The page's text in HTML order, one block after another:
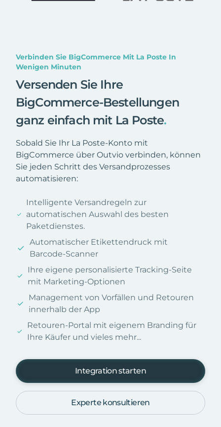
Verbinden Sie BigCommerce Mit La Poste In
Wenigen Minuten
Versenden Sie Ihre
BigCommerce-Bestellungen
ganz einfach mit La Poste.
Sobald Sie Ihr La Poste-Konto mit
BigCommerce über Outvio verbinden, können
Sie jeden Schritt des Versandprozesses
automatisieren:
Intelligente Versandregeln zur
automatischen Auswahl des besten
Paketdienstes.
Automatischer Etikettendruck mit
Barcode-Scanner
Ihre eigene personalisierte Tracking-Seite
mit Marketing-Optionen
Management von Vorfällen und Retouren
innerhalb der App
Retouren-Portal mit eigenem Branding für
Ihre Käufer und vieles mehr...
Integration starten
Experte konsultieren